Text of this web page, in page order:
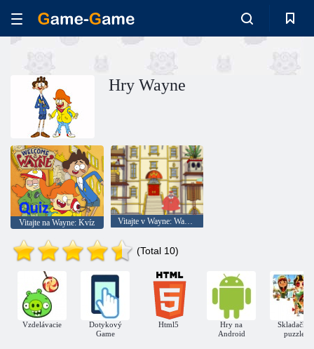
Hry Wayne
Vitajte na Wayne: Kvíz Vitajte v Wayne: Wayne Research
(Total 10)
Vzdelávacie
Dotykový
Game
Html5
Hry na
Android
Skladačky
puzzle